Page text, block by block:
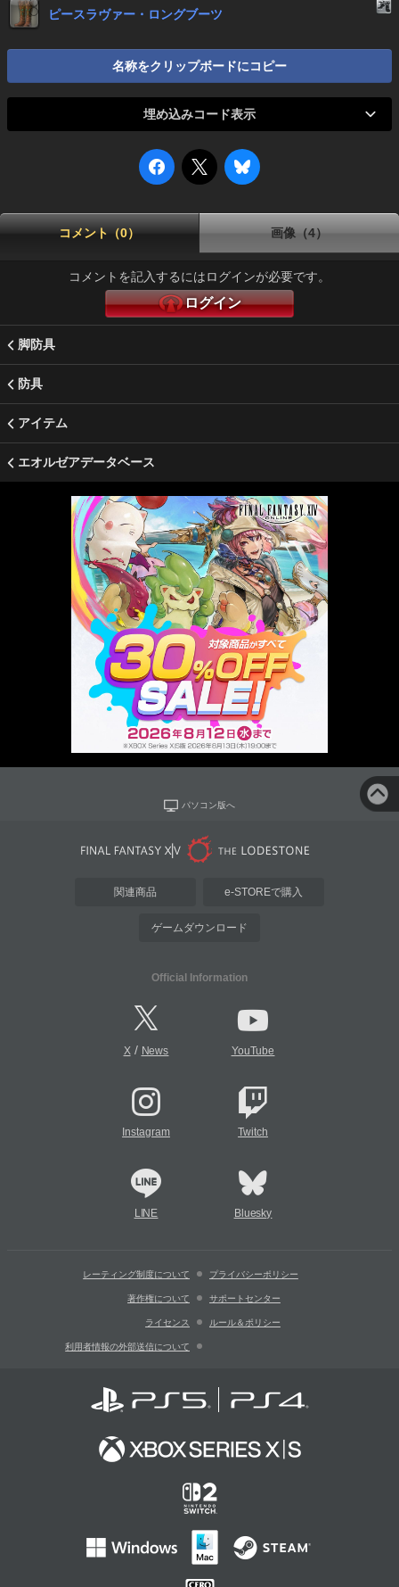
ピースラヴァー・ロングブーツ
名称をクリップボードにコピー
埋め込みコード表示
コメント（0） 画像（4）
コメントを記入するにはログインが必要です。
ログイン
脚防具
防具
アイテム
エオルゼアデータベース
パソコン版へ
関連商品 e-STOREで購入
ゲームダウンロード
Official Information
X/ News YouTube
Instagram Twitch
LINE Bluesky
レーティング制度について プライバシーポリシー
著作権について サポートセンター
ライセンス ルール＆ポリシー
利用者情報の外部送信について